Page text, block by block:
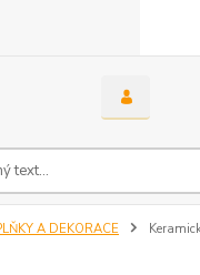
A DEKORACE